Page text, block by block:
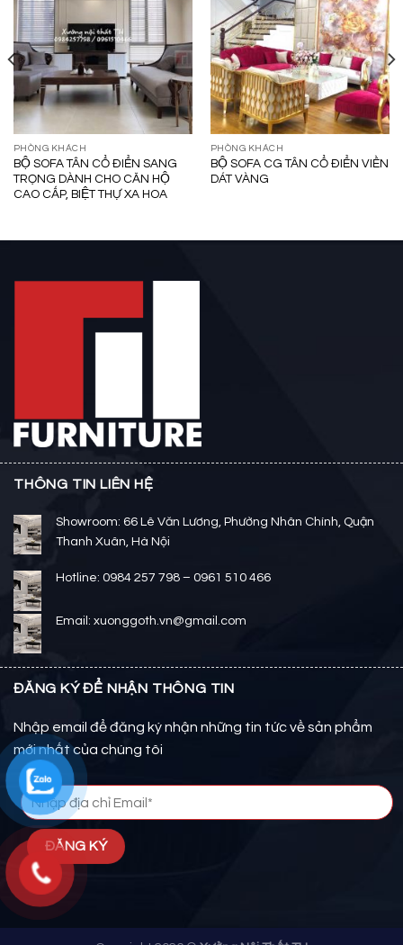
PHÒNG KHÁCH
BỘ SOFA TÂN CỔ ĐIỂN SANG
TRỌNG DÀNH CHO CĂN HỘ
CAO CẤP, BIỆT THỰ XA HOA
PHÒNG KHÁCH
BỘ SOFA CG TÂN CỔ ĐIỂN VIỀN
DÁT VÀNG
THÔNG TIN LIÊN HỆ
Showroom: 66 Lê Văn Lương, Phường Nhân Chính, Quận
Thanh Xuân, Hà Nội
Hotline: 0984 257 798 – 0961 510 466
Email: xuonggoth.vn@gmail.com
ĐĂNG KÝ ĐỂ NHẬN THÔNG TIN
Nhập email để đăng ký nhận những tin tức về sản phẩm
mới nhất của chúng tôi